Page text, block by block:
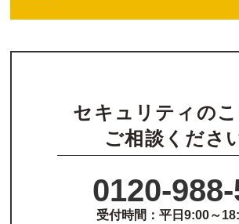
セキュリティのこ
ご相談くださ
0120-
受付時間：平日9:00～